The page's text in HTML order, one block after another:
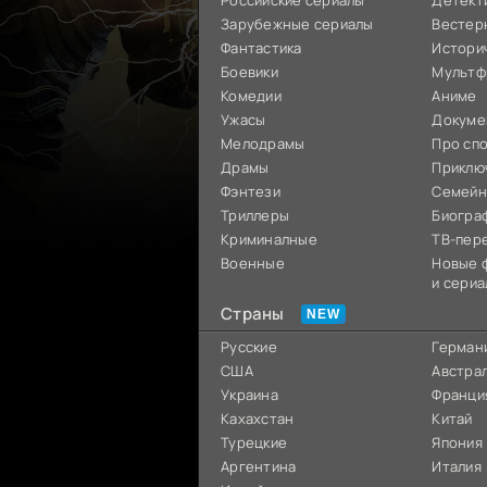
Зарубежные сериалы
Фантастика
Боевики
Комедии
Ужасы
Мелодрамы
Драмы
Фэнтези
Триллеры
Криминалные
Военные
Аниме
Про
ТВ-
Новые
и
Страны
Русские
США
Украина
Кахахстан
Турецкие
Аргентина
Китай
Япония
Италия